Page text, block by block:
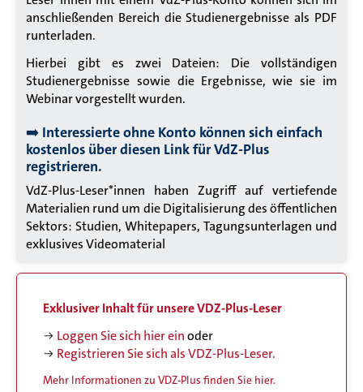
anschließenden Bereich die Studienergebnisse als PDF
runterladen.
Hierbei gibt es zwei Dateien: Die vollständigen
Studienergebnisse sowie die Ergebnisse, wie sie im
Webinar vorgestellt wurden.
➡️ Interessierte ohne Konto können sich einfach
kostenlos über diesen Link für VdZ-Plus
registrieren.
VdZ-Plus-Leser*innen haben Zugriff auf vertiefende
Materialien rund um die Digitalisierung des öffentlichen
Sektors: Studien, Whitepapers, Tagungsunterlagen und
exklusives Videomaterial
Exklusiver Inhalt für unsereVDZ-Plus-Leser
Loggen Sie sich hier einoder
Registrieren Sie sich als VDZ-Plus-Leser.
Mehr Informationen zu VDZ-Plus finden Sie hier.